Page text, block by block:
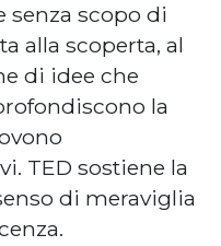
senza scopo di
alla scoperta, al
di idee che
la
TED sostiene la
di meraviglia